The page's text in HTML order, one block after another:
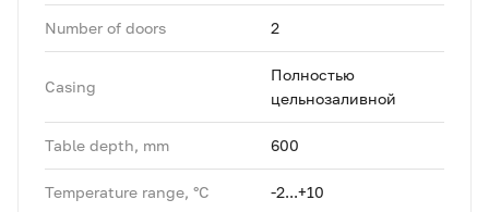
Number of doors 2
Casing
Полностью
цельнозаливной
Table depth, mm 600
Temperature range, °C -2...+10